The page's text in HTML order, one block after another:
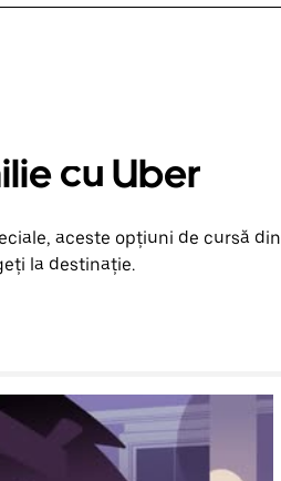
cu Uber
aceste opțiuni de cursă din
la destinație.